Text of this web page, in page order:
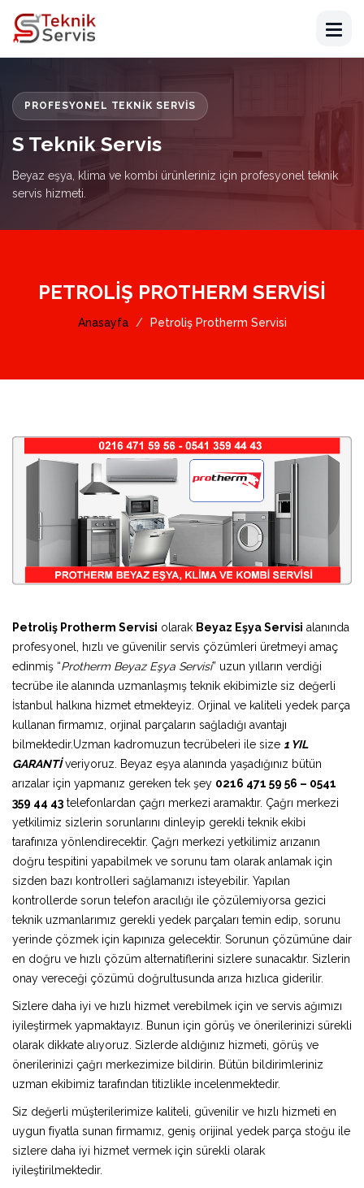
PROFESYONEL TEKNIK SERVIS
S Teknik Servis
Beyaz eşya, klima ve kombi ürünleriniz için profesyonel teknik
servis hizmeti.
PETROLIŞ PROTHERM SERVISI
Anasayfa Petroliş Protherm Servisi
Petroliş Protherm Servisi olarak Beyaz Eşya Servisi alanında
profesyonel, hızlı ve güvenilir servis çözümleri üretmeyi amaç
edinmiş “Protherm Beyaz Eşya Servisi” uzun yılların verdiği
tecrübe ile alanında uzmanlaşmış teknik ekibimizle siz değerli
İstanbul halkına hizmet etmekteyiz. Orjinal ve kaliteli yedek parça
kullanan firmamız, orjinal parçaların sağladığı avantajı
bilmektedir.Uzman kadromuzun tecrübeleri ile size 1 YIL
GARANTİveriyoruz. Beyaz eşya alanında yaşadığınız bütün
arızalar için yapmanız gereken tek şey 0216 471 59 56 – 0541
359 44 43 telefonlardan çağrı merkezi aramaktır. Çağrı merkezi
yetkilimiz sizlerin sorunlarını dinleyip gerekli teknik ekibi
tarafınıza yönlendirecektir. Çağrı merkezi yetkilimiz arızanın
doğru tespitini yapabilmek ve sorunu tam olarak anlamak için
sizden bazı kontrolleri sağlamanızı isteyebilir. Yapılan
kontrollerde sorun telefon aracılığı ile çözülemiyorsa gezici
teknik uzmanlarımız gerekli yedek parçaları temin edip, sorunu
yerinde çözmek için kapınıza gelecektir. Sorunun çözümüne dair
en doğru ve hızlı çözüm alternatiflerini sizlere sunacaktır. Sizlerin
onay vereceği çözümü doğrultusunda arıza hızlıca giderilir.
Sizlere daha iyi ve hızlı hizmet verebilmek için ve servis ağımızı
iyileştirmek yapmaktayız. Bunun için görüş ve önerilerinizi sürekli
olarak dikkate alıyoruz. Sizlerde aldığınız hizmeti, görüş ve
önerilerinizi çağrı merkezimize bildirin. Bütün bildirimleriniz
uzman ekibimiz tarafından titizlikle incelenmektedir.
Siz değerli müşterilerimize kaliteli, güvenilir ve hızlı hizmeti en
uygun fiyatla sunan firmamız, geniş orijinal yedek parça stoğu ile
sizlere daha iyi hizmet vermek için sürekli olarak
iyileştirilmektedir.